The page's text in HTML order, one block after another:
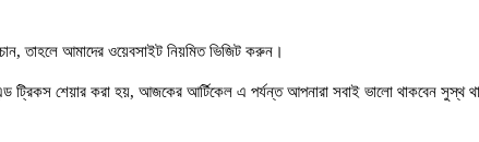
তাহলে আমাদের ওয়েবসাইট নিয়মিত ভিজিট করুন।
ট্রিকস শেয়ার করা হয়, আজকের আর্টিকেল এ পর্যন্ত আপনারা সবাই ভালো থাকবেন সুস্থ